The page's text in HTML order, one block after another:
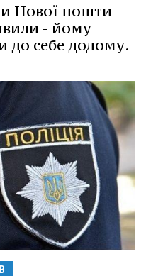
Нової пошти
- йому
до себе додому.